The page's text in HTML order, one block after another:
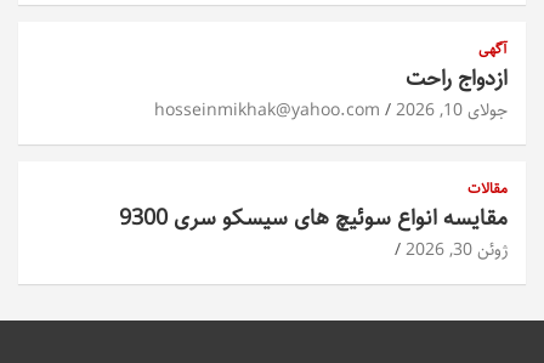
آگهی
ازدواج راحت
جولای 10, 2026 hosseinmikhak@yahoo.com
مقالات
مقایسه انواع سوئیچ های سیسکو سری 9300
ژوئن 30, 2026